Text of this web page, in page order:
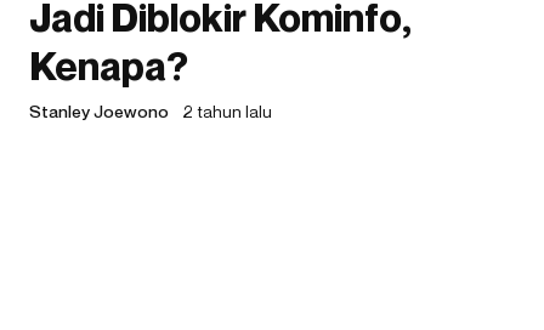
Jadi Diblokir Kominfo,
Kenapa?
Stanley Joewono 2 tahun lalu